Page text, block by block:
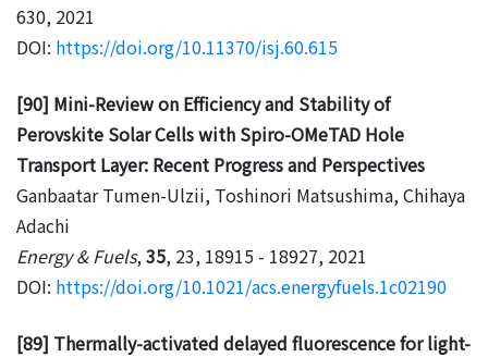
630, 2021
DOI: https://doi.org/10.11370/isj.60.615
[90] Mini-Review on Efficiency and Stability of
Perovskite Solar Cells with Spiro-OMeTAD Hole
Transport Layer: Recent Progress and Perspectives
Ganbaatar Tumen-Ulzii, Toshinori Matsushima, Chihaya
Adachi
Energy & Fuels,35, 23, 18915 - 18927, 2021
DOI: https://doi.org/10.1021/acs.energyfuels.1c02190
[89] Thermally-activated delayed fluorescence for light-